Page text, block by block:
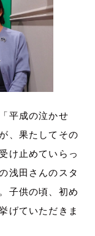
平成の泣かせ
、果たしてその
け止めていらっ
浅田さんのスタ
子供の頃、初め
げていただきま